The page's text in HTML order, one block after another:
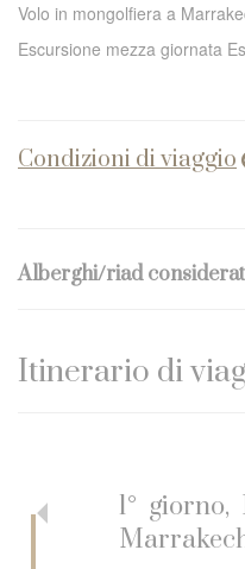
Volo in mongolfiera a
Escursione mezza giornata
Condizioni di viaggio
Alberghi/riad
Itinerario di
1°